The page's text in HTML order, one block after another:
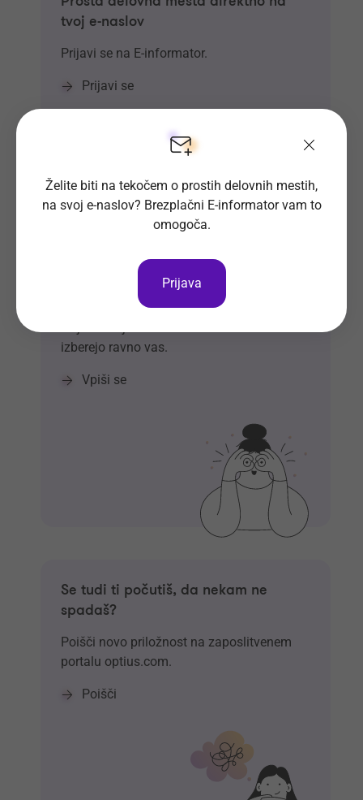
tvoj e-naslov
Prijavi se na E-informator.
Prijavi se
Si že vpisan v Bazo CV-jev?
izberejo ravno vas.
Vpiši se
Se tudi ti počutiš, da nekam ne
spadaš?
Poišči novo priložnost na zaposlitvenem
portalu optius.com.
Poišči
Želite biti na tekočem o prostih delovnih mestih,
na svoj e-naslov? Brezplačni E-informator vam to
omogoča.
Prijava